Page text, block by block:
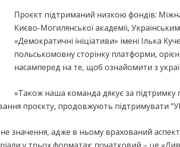
Проєкт підтриманий низкою фондів:
Києво-Могилянської академії,
«Демократичні ініціативи» імені Ілька
польськомовну сторінку платформи,
насамперед на те, щоб ознайомити з
«Також наша команда дякує за підтримку
проєкту, продовжують підтримувати
значення, адже в ньому врахований аспект